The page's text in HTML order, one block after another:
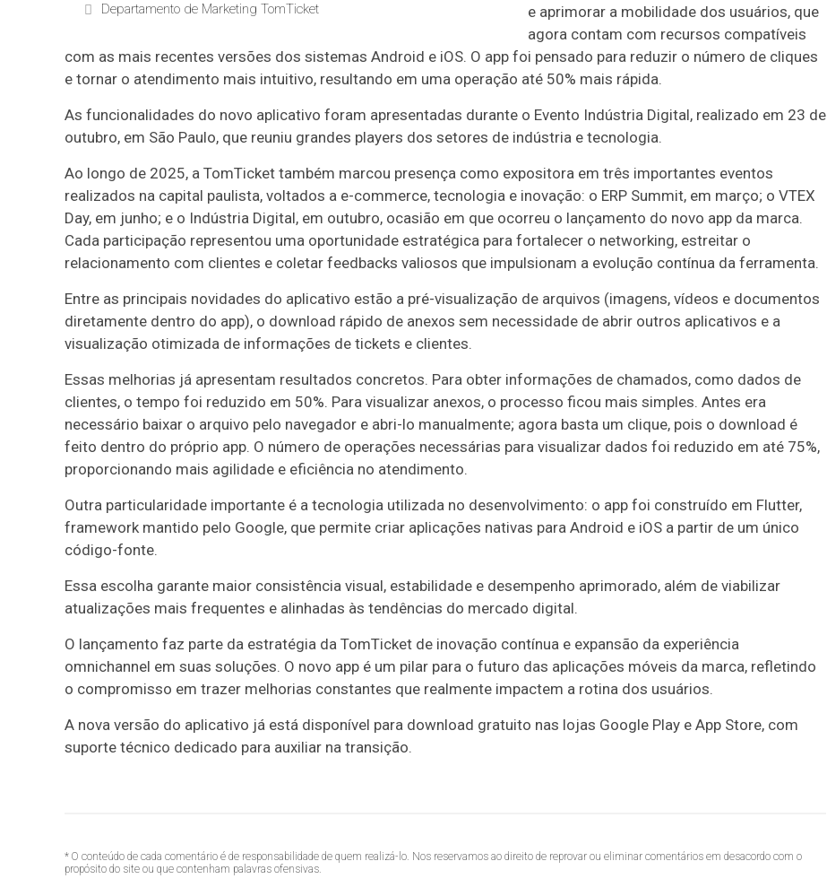
Departamento de Marketing TomTicket
e aprimorar a mobilidade dos usuários, que
agora contam com recursos compatíveis
com as mais recentes versões dos sistemas Android e iOS. O app foi pensado para reduzir o número de cliques
e tornar o atendimento mais intuitivo, resultando em uma operação até 50% mais rápida.
As funcionalidades do novo aplicativo foram apresentadas durante o Evento Indústria Digital, realizado em 23 de
outubro, em São Paulo, que reuniu grandes players dos setores de indústria e tecnologia.
Ao longo de 2025, a TomTicket também marcou presença como expositora em três importantes eventos
realizados na capital paulista, voltados a e-commerce, tecnologia e inovação: o ERP Summit, em março; o VTEX
Day, em junho; e o Indústria Digital, em outubro, ocasião em que ocorreu o lançamento do novo app da marca.
Cada participação representou uma oportunidade estratégica para fortalecer o networking, estreitar o
relacionamento com clientes e coletar feedbacks valiosos que impulsionam a evolução contínua da ferramenta.
Entre as principais novidades do aplicativo estão a pré-visualização de arquivos (imagens, vídeos e documentos
diretamente dentro do app), o download rápido de anexos sem necessidade de abrir outros aplicativos e a
visualização otimizada de informações de tickets e clientes.
Essas melhorias já apresentam resultados concretos. Para obter informações de chamados, como dados de
clientes, o tempo foi reduzido em 50%. Para visualizar anexos, o processo ficou mais simples. Antes era
necessário baixar o arquivo pelo navegador e abri-lo manualmente; agora basta um clique, pois o download é
feito dentro do próprio app. O número de operações necessárias para visualizar dados foi reduzido em até 75%,
proporcionando mais agilidade e eficiência no atendimento.
Outra particularidade importante é a tecnologia utilizada no desenvolvimento: o app foi construído em Flutter,
framework mantido pelo Google, que permite criar aplicações nativas para Android e iOS a partir de um único
código-fonte.
Essa escolha garante maior consistência visual, estabilidade e desempenho aprimorado, além de viabilizar
atualizações mais frequentes e alinhadas às tendências do mercado digital.
O lançamento faz parte da estratégia da TomTicket de inovação contínua e expansão da experiência
omnichannel em suas soluções. O novo app é um pilar para o futuro das aplicações móveis da marca, refletindo
o compromisso em trazer melhorias constantes que realmente impactem a rotina dos usuários.
A nova versão do aplicativo já está disponível para download gratuito nas lojas Google Play e App Store, com
suporte técnico dedicado para auxiliar na transição.
* O conteúdo de cada comentário é de responsabilidade de quem realizá-lo. Nos reservamos ao direito de reprovar ou eliminar comentários em desacordo com o
propósito do site ou que contenham palavras ofensivas.